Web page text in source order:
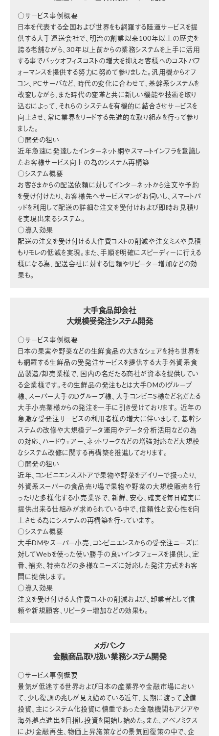
○サービス事例概要
日本を代表する全国および世界をも網羅する陸運サービスを提
供する大手運送会社で、明治の創業以来100年以上の歴史を
誇る老舗ながら、30年以上前からの業務システムを上手に活用
する事でバックオフィスコストの増大を抑えお客様へのコストパフ
ォーマンスを提供する努力に努めて参りました。汎用機からオフ
コン、PCサーバなど、時代の変化に合わせて、基幹系システムを
改変しながら、また時代の変革と共に新しい機能や技術を取り
込むによって、それらの システムを有機的に結合させサービスを
向上させ、常に業界をリードする先進的な取り組みを行って参り
ました。
○開発の狙い
近年急速に発達したインターネット網やスマートインフラを意識し
たお客様サービス向上の為のシステム再構築
○システム概要
お客さまからの配送依頼に対してインターネットから注文や予約
を受け付けたり、お客様先へサービスマンがお伺いし、スマートパ
ッドを利用して配送の詳細な注文を受付けおよび即時お見積り
を実現出来るシステム。
○導入効果
配送の注文を受け付ける人件費コストの削減や注文ミスや見積
もりモレの低減を実現。また、手順を明確にスピーディーに行える
様になる為、配送会社に対する信頼やリピーター増加などの効
果も。
大手食品卸会社
大規模受発注システム開発
○サービス事例概要
日本の果実や野菜などの生鮮食品の大きなシェアを持ち世界を
も網羅する生鮮品の受発注サービスを提供する大手外資系食
品製造/卸売業様で、国内の名だたる商社が資本を提供してい
る企業様です。その生鮮品の発注もとは大手DMのＩグループ
様、スーパー大手のDグループ様、大手コンビニS様など名だたる
大手小売業様からの発注を一手に引き受けております。 近年の
急激な受発注サービスの利用者様の増大に伴いまして、基幹シ
ステムの改修や大規模データ運用やデータ分析活用などの為
の対応、ハードウェアー、ネットワークなどの増強対応など大規模
なシステム改修に関する再構築を推進しております。
○開発の狙い
近年、コンビニエンスストアで果物や野菜をデイリーで扱ったり、
外資系スーパーの食品売り場で果物や野菜の大規模販売を行
ったりと多様化する小売業界で、新鮮、安心、確実を毎日確実に
提供出来る仕組みが求められている中で、信頼性と安心性を向
上させる為にシステムの再構築を行っています。
○システム概要
大手DMやスーパー小売、コンビニエンスからの受発注ニーズに
対してWebを使った使い勝手の良いインタフェースを提供し、定
番、補充、特売などの多様なニーズに対応した発注方式をお客
間に提供します。
○導入効果
注文を受け付ける人件費コストの削減および、卸業者として信
頼や新規顧客、リピーター増加などの効果も。
メガバンク
金融商品取り扱い業務システム開発
○サービス事例概要
景気が低迷する世界および日本の産業界や金融市場におい
て、少し復調の兆しが見え始めている近年、長期に渡って設備
投資、主にシステム化投資に慎重であった金融機関もアジアや
海外拠点進出を目指し投資を開始し始めた。また、アベノミクス
により金融再生、物価上昇施策などの景気回復策の中で、企